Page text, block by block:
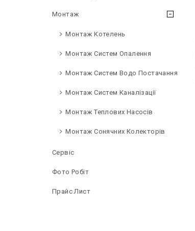
Монтаж
Монтаж Котелень
Монтаж Систем Опалення
Монтаж Систем Водо Постачання
Монтаж Систем Каналізації
Монтаж Теплових Насосів
Монтаж Сонячних Колекторів
Сервіс
Фото Робіт
Прайс Лист